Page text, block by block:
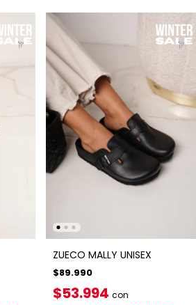
ZUECO MALLY UNISEX
$89.990
$53.994 con